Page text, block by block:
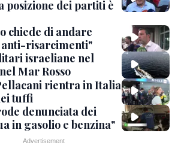
posizione dei partiti è
chiede di andare
anti-risarcimenti"
israeliane nel
Mar Rosso
rientra in Italia
tuffi
denunciata dei
in gasolio e benzina"